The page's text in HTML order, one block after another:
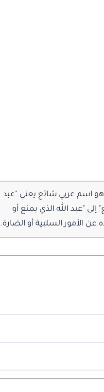
اسم عربي شائع يعني "عبد
"عبد الله الذي يمنع أو
الأمور السلبية أو الضارة.